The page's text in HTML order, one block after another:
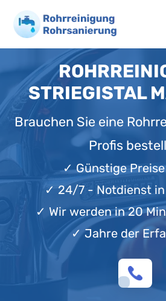
STRIEGISTAL
Brauchen Sie eine
Profis
✓Günstige
✓ 24/7 - Notdienst
✓ Wir werden in 20
✓Jahre der